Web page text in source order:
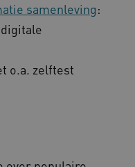
samenleving:
o.a. zelftest